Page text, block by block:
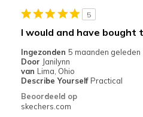
exercise
Width
Feels true
Sizing
View On Shoes
I'm Really
5
I would and have bought
Ingezonden 5 maanden geleden
Door Janilynn
van Lima, Ohio
Describe Yourself Practical
Beoordeeld op
skechers.com